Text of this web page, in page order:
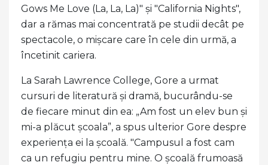
Gows Me Love (La, La, La)" și "California Nights",
dar a rămas mai concentrată pe studii decât pe
spectacole, o mișcare care în cele din urmă, a
încetinit cariera.
La Sarah Lawrence College, Gore a urmat
cursuri de literatură și dramă, bucurându-se
de fiecare minut din ea: „Am fost un elev bun și
mi-a plăcut școala”, a spus ulterior Gore despre
experiența ei la școală. "Campusul a fost cam
ca un refugiu pentru mine. O școală frumoasă